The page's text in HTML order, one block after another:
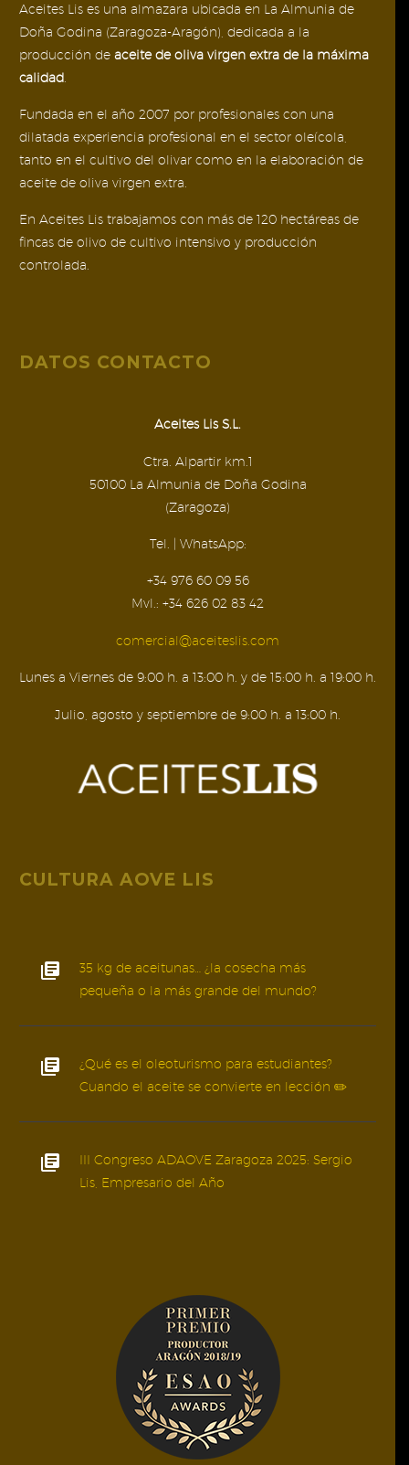
Aceites Lis es una almazara ubicada en La Almunia de
Doña Godina (Zaragoza-Aragón), dedicada a la
producción de aceite de oliva virgen extra de la máxima
calidad
Fundada en el año 2007 por profesionales con una
dilatada experiencia profesional en el sector oleícola,
tanto en el cultivo del olivar como en la elaboración de
aceite de oliva virgen extra.
En Aceites Lis trabajamos con más de 120 hectáreas de
fincas de olivo de cultivo intensivo y producción
controlada.
DATOS CONTACTO
Aceites Lis S.L.
Ctra. Alpartir km.1
50100 La Almunia de Doña Godina
(Zaragoza)
Tel. | WhatsApp:
+34 976 60 09 56
Mvl.: +34 626 02 83 42
comercial@aceiteslis.com
Lunes a Viernes de 9:00 h. a 13:00 h. y de 15:00 h. a 19:00 h.
Julio, agosto y septiembre de 9:00 h. a 13:00 h.
CULTURA AOVE LIS
35 kg de aceitunas… ¿la cosecha más
pequeña o la más grande del mundo?
¿Qué es el oleoturismo para estudiantes?
Cuando el aceite se convierte en lección ✏️
III Congreso ADAOVE Zaragoza 2025: Sergio
Lis, Empresario del Año